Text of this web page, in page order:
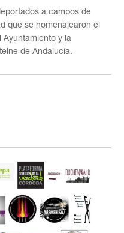
a campos de
que se homenajearon el
y la
de Andalucía.